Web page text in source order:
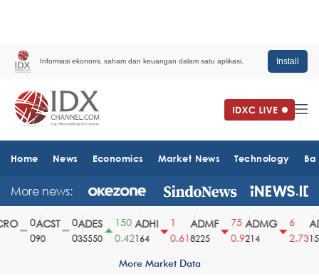
Informasi ekonomi, saham dan keuangan dalam satu aplikasi. Install
Home News Economics Market News Technology
More news:
ACST
90
ADES
35550
150
0.42
ADHI
164
0.61
ADMF
8225
75
0.9
ADMG
214
2.73
More Market Data